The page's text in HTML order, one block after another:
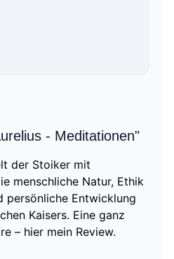
- Meditationen"
der Stoiker mit
menschliche Natur, Ethik
persönliche Entwicklung
Kaisers. Eine ganz
– hier mein Review.